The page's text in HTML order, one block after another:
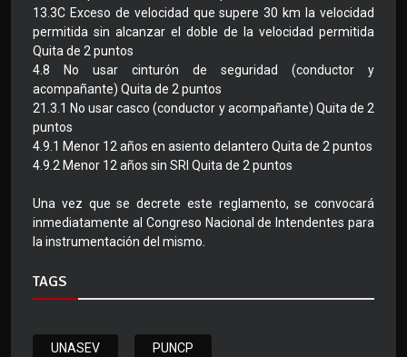
13.3C Exceso de velocidad que supere 30 km la velocidad
permitida sin alcanzar el doble de la velocidad permitida
Quita de 2 puntos
4.8 No usar cinturón de seguridad (conductor y
acompañante) Quita de 2 puntos
21.3.1 No usar casco (conductor y acompañante) Quita de 2
puntos
4.9.1 Menor 12 años en asiento delantero Quita de 2 puntos
4.9.2 Menor 12 años sin SRI Quita de 2 puntos
Una vez que se decrete este reglamento, se convocará
inmediatamente al Congreso Nacional de Intendentes para
la instrumentación del mismo.
TAGS
UNASEV PUNCP